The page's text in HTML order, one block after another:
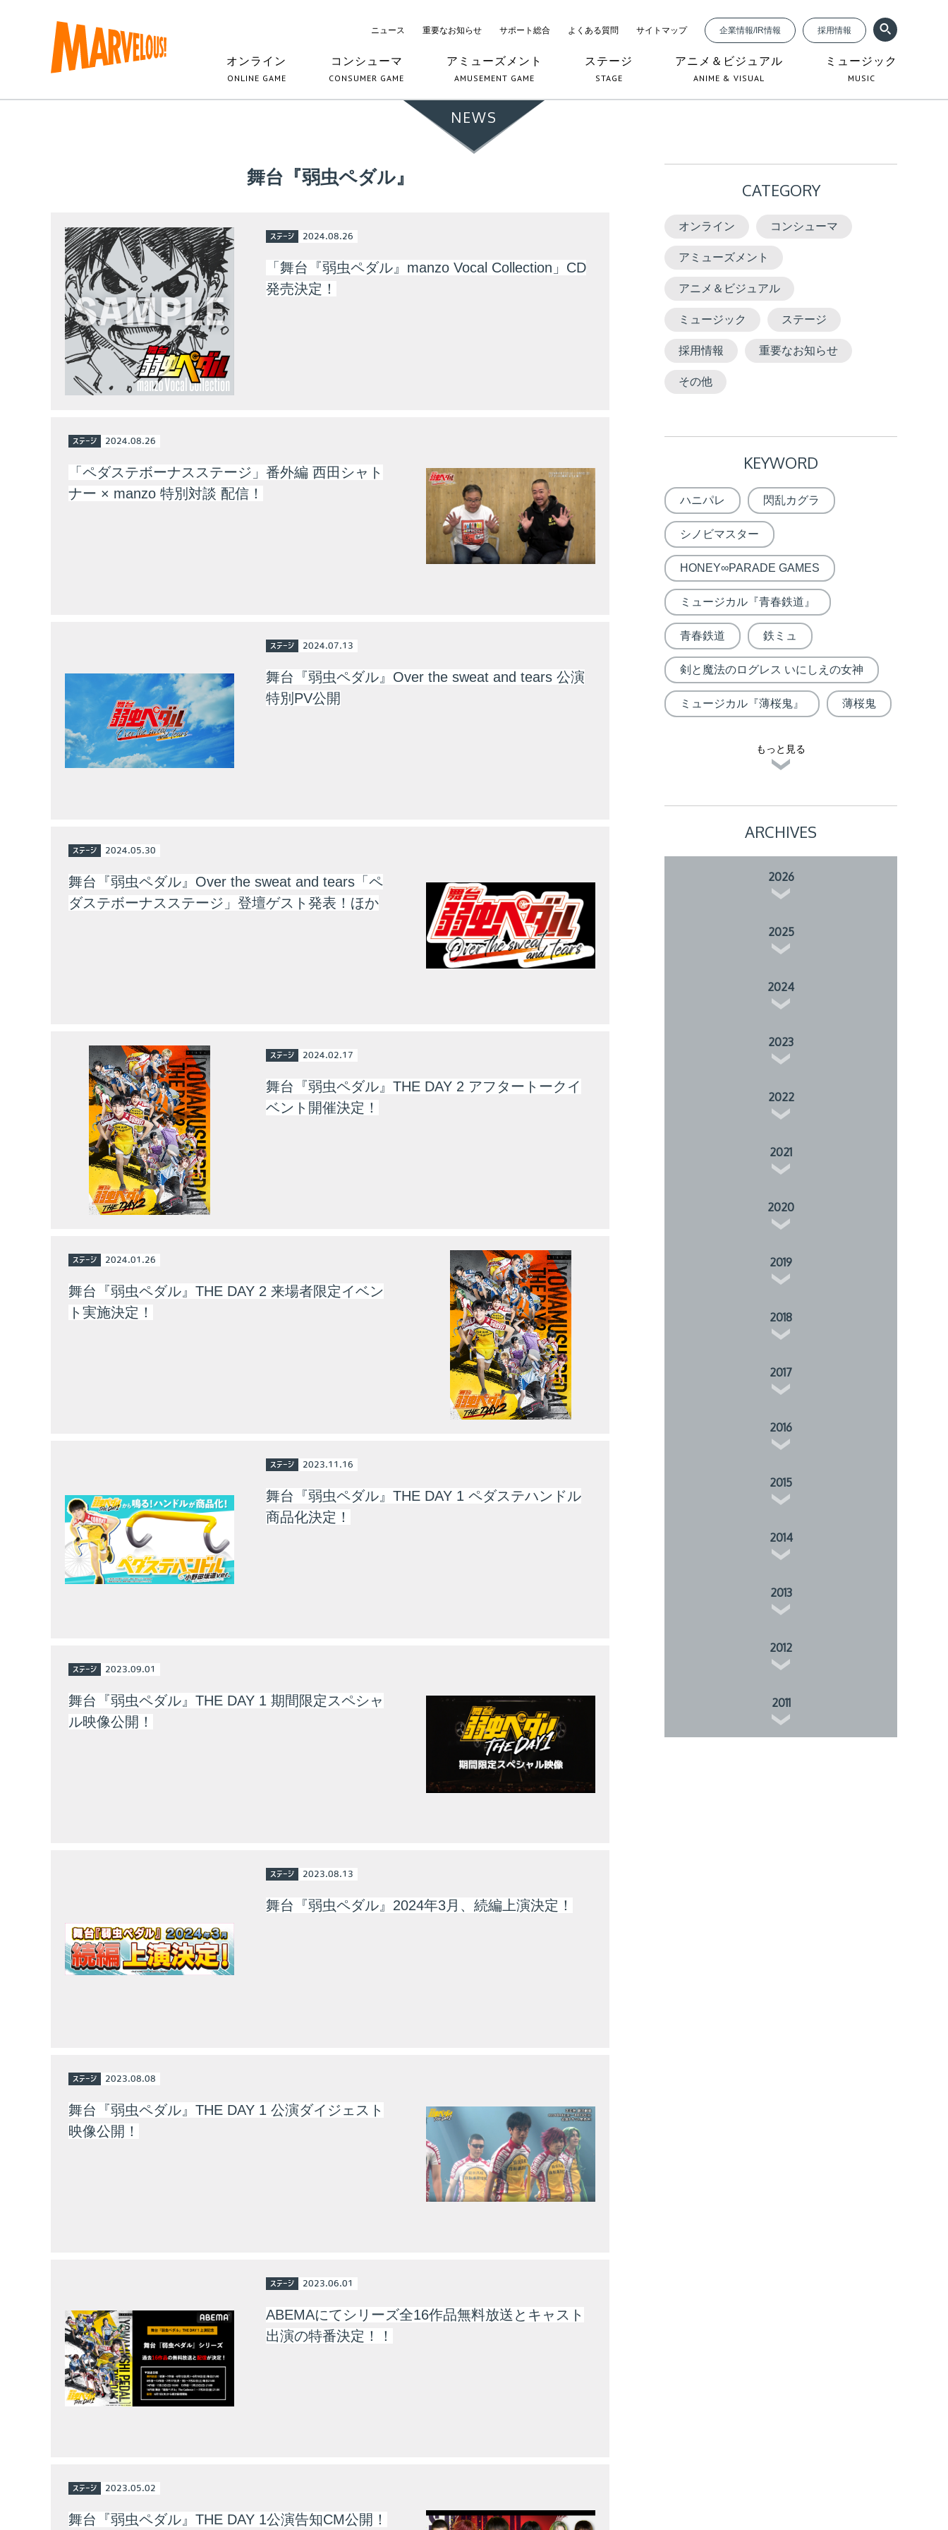
ニュース 重要なお知らせ サポート総合 よくある質問 サイトマップ 企業情報/IR情報 採用情報
オンライン
ONLINE GAME
コンシューマ
CONSUMER GAME
アミューズメント
AMUSEMENT GAME
ステージ
STAGE
アニメ＆ビジュアル
ANIME & VISUAL
ミュージック
MUSIC
NEWS
舞台『弱虫ペダル』
ステージ 2024.08.26
「舞台『弱虫ペダル』manzo Vocal Collection」CD
発売決定！
ステージ 2024.08.26
「ペダステボーナスステージ」番外編 西田シャト
ナー × manzo 特別対談 配信！
ステージ 2024.07.13
舞台『弱虫ペダル』Over the sweat and tears 公演
特別PV公開
ステージ 2024.05.30
舞台『弱虫ペダル』Over the sweat and tears「ペ
ダステボーナスステージ」登壇ゲスト発表！ほか
ステージ 2024.02.17
舞台『弱虫ペダル』THE DAY 2 アフタートークイ
ベント開催決定！
ステージ 2024.01.26
舞台『弱虫ペダル』THE DAY 2 来場者限定イベン
ト実施決定！
ステージ 2023.11.16
舞台『弱虫ペダル』THE DAY 1 ペダステハンドル
商品化決定！
ステージ 2023.09.01
舞台『弱虫ペダル』THE DAY 1 期間限定スペシャ
ル映像公開！
ステージ 2023.08.13
舞台『弱虫ペダル』2024年3月、続編上演決定！
ステージ 2023.08.08
舞台『弱虫ペダル』THE DAY 1 公演ダイジェスト
映像公開！
ステージ 2023.06.01
ABEMAにてシリーズ全16作品無料放送とキャスト
出演の特番決定！！
ステージ 2023.05.02
舞台『弱虫ペダル』THE DAY 1公演告知CM公開！
CATEGORY
オンライン コンシューマ
アミューズメント
アニメ＆ビジュアル
ミュージック ステージ
採用情報 重要なお知らせ
その他
KEYWORD
ハニパレ 閃乱カグラ
シノビマスター
HONEY∞PARADE GAMES
ミュージカル『青春鉄道』
青春鉄道 鉄ミュ
剣と魔法のログレス いにしえの女神
ミュージカル『薄桜鬼』 薄桜鬼
もっと見る
ARCHIVES
2026
2025
2024
2023
2022
2021
2020
2019
2018
2017
2016
2015
2014
2013
2012
2011